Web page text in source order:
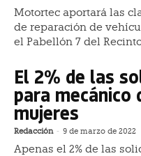
Motortec aportará las
de reparación de
el Pabellón 7 del
El 2% de las
para
mujeres
Redacción - 9 de marzo de 2022
Apenas el 2% de las